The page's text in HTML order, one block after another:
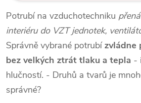
Potrubí na vzduchotechniku
interiéru do VZT jednotek,
Správně vybrané potrubízvládne
bez velkých ztrát tlaku a tepla -
hlučností. - Druhů a tvarů je
správné?